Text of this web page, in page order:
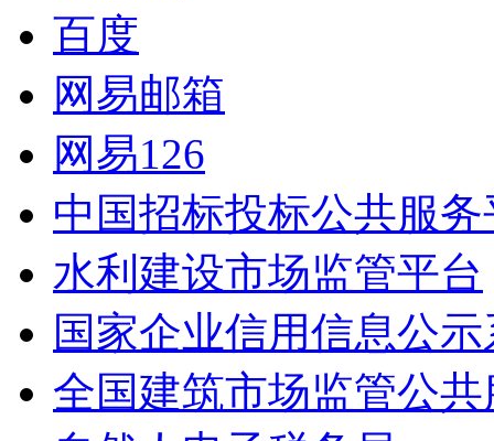
百度
网易邮箱
网易126
中国招标投标公共服务
水利建设市场监管平台
国家企业信用信息公
全国建筑市场监管公